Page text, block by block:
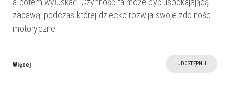
zabawą, podczas której dziecko rozwija swoje zdolności
motoryczne.
Więcej UDOSTĘPNIJ